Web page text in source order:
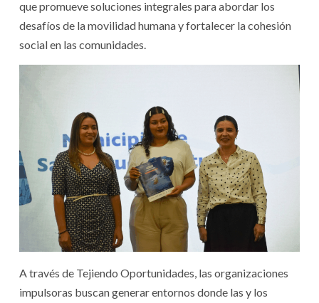
que promueve soluciones integrales para abordar los
desafíos de la movilidad humana y fortalecer la cohesión
social en las comunidades.
A través de Tejiendo Oportunidades, las organizaciones
impulsoras buscan generar entornos donde las y los